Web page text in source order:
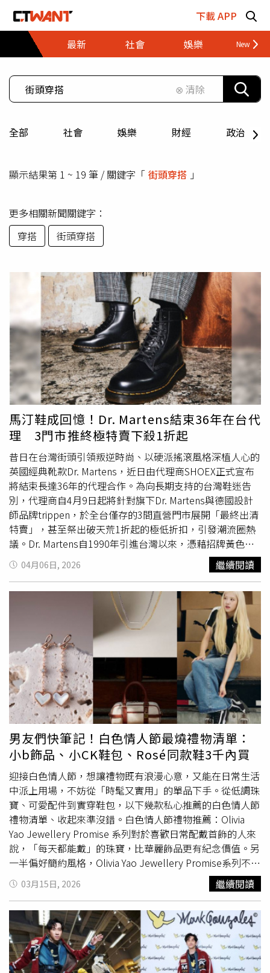
下載 APP
最新
社會 娛樂 財經
⊗ 清除
全部 社會 娛樂 財經 政治
顯示結果第 1 ~ 19 筆 / 關鍵字「 街頭穿搭 」
更多相關新聞關鍵字：
穿搭
街頭穿搭
馬汀鞋成回憶！Dr. Martens結束36年在台代
理 3門市推終極特賣下殺1折起
昔日在台灣街頭引領叛逆時尚、以硬派搖滾風格深植人心的
英國經典靴款Dr. Martens，近日由代理商SHOEX正式宣布
將結束長達36年的代理合作。為向長期支持的台灣鞋迷告
別，代理商自4月9日起將針對旗下Dr. Martens與德國設計
師品牌trippen，於全台僅存的3間直營門市展開「最終出清
特賣」，甚至祭出破天荒1折起的極低折扣，引發潮流圈熱
議。Dr. Martens自1990年引進台灣以來，憑藉招牌黃色縫
線與氣墊鞋底，成為跨世代展現個性的精神指標，從五六年
級生的青春記憶到Z世代的
，皆佔有重要地位。隨
同撤出的德國手工鞋品牌trippen，則以解構美學與人體工
學工藝深受設計圈青睞。代理商SHOEX證實，隨著代理權
即將收官，這兩個定義台灣街頭個性文化的品牌將正式謝
幕，待全台3家據點特賣結束後便會撤離市場。業者釋出的
特賣會訊息極具誠意，多款馬汀指標性鞋款全數入列，包含
開啟搖滾靈魂的1460八孔靴，以及日常必備的1461三孔平
底鞋，皆進入最終出清階段。因應春夏季節，現場亦釋出
Nartilla涼鞋系列，其Zebrilus厚底設計具備修飾腿部比例的
視覺效果，是女性粉絲喜愛的人氣鞋款。除鞋履外，馬汀包
款、皮夾及精選配件亦同步下殺5折，讓消費者能一次補齊
全套經典裝備。同步參與最終特賣的德國手工鞋trippen，
則主打多款實驗性設計鞋履，包含鞋迷形容為「蟑螂鞋」的
Sparta與Helena系列，以及充滿設計感的Golf洞洞鞋。現場
將整理出多款零碼鞋履限量供應，最低折扣同樣來到1折。
由於此次為品牌在台最後一場大型清倉，預計將吸引大量資
深收藏家與行家前往搶購，不少熱門款式恐將面臨斷貨。這
場終極清倉特賣將於SHOEX台北忠孝旗艦店、西門町門市
及台中門市同步展開，除了極具競爭力的折扣外，代理商更
祭出滿千折百的加碼優惠，像是單筆消費滿1000元現抵100
元，滿1萬元更可直接折抵1200元。代理商期盼透過這次最
終回饋，讓這些承載反叛靈魂與工藝美學的鞋履，能隨支持
者的足跡繼續在街頭傳承經典。
04月06日, 2026 繼續閱讀
男友們快筆記！白色情人節最燒禮物清單：
小b飾品、小CK鞋包、Rosé同款鞋3千內買
迎接白色情人節，想讓禮物既有浪漫心意，又能在日常生活
中派上用場，不妨從「時髦又實用」的單品下手。從低調珠
寶、可愛配件到實穿鞋包，以下幾款私心推薦的白色情人節
禮物清單、收起來準沒錯。白色情人節禮物推薦：Olivia
Yao Jewellery Promise 系列對於喜歡日常配戴首飾的人來
說，「每天都能戴」的珠寶，比華麗飾品更有紀念價值。另
一半偏好簡約風格，Olivia Yao Jewellery Promise系列不出
錯，新版設計比過去更內斂細緻，以純銀與金色極簡線條打
造，中央那段精緻橫管像是一句被安靜封存的低語。配戴時
會隨著身體動作輕輕閃動微光，低調卻很耐看。Olivia Yao
Jewellery Promise項鍊（圖／品牌提供）白色情人節禮物
推薦：agnès b. BIJOUX情人節系列 如果想要更有「情人節
氛圍」，agnès b. BIJOUX 的情人節系列就相當適合。整個
系列以925純銀打造，最吸睛的設計是立體雙心造型—亮面
03月15日, 2026 繼續閱讀